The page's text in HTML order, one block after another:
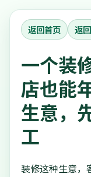
返回首页 返
一个装
店也能
生意，
工
装修这种生意，